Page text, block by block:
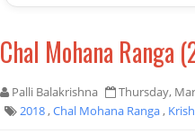
Chal Mohana Ranga
Palli Balakrishna
Thursday,
2018,Chal Mohana Ranga,